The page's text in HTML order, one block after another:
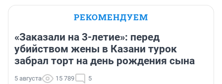
РЕКОМЕНДУЕМ
«Заказали на 3-летие»: перед
убийством жены в Казани турок
забрал торт на день рождения сына
5 августа 15 789 5